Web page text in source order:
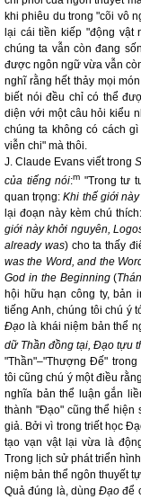
khi phiêu du trong "cõi vô
lại cái tiền kiếp "động vật
chúng ta vẫn còn đang
được ngôn ngữ vừa vẫn
nghĩ rằng hết thảy mọi
biết nói đều chỉ có thể
diện với một câu hỏi kiểu
chúng ta không có cách
viễn chi" mà thôi.
J. Claude Evans viết trong
của tiếng nói:m "Trong tư
quan trọng:Khi thế giới
lại đoạn này kèm chú
giới này khởi nguyên,
already was) cho ta thấy
was the Word, and the
God in the Beginning(
hội hữu hạn công ty, bản
tiếng Anh, chúng tôi chú ý
Đạo là khái niệm bản thể
dữ Thần đồng tại, Đạo tựu
"Thần"–"Thượng Đế"
tôi cũng chú ý một điều
nghĩa bản thể luận gắn
thành "Đạo" cũng thể hiện
giả. Bởi vì trong triết học
tạo vạn vật lại vừa là
Trong lịch sử phát triển
niệm bản thể ngôn thuyết
Quả đúng là, dùng Đạo để